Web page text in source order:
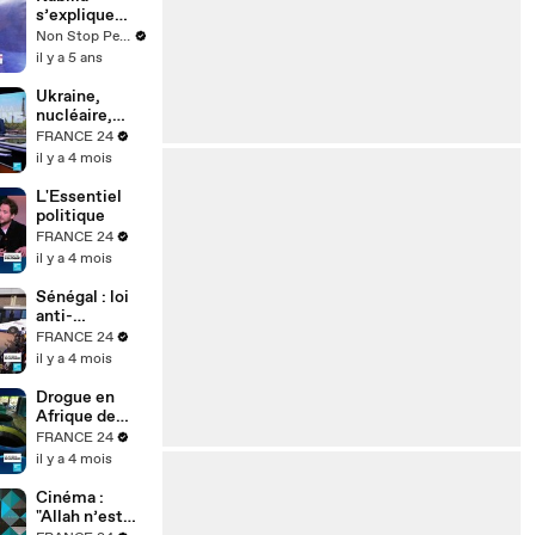
s’explique
après avoir
manqué de
Partout
Non Stop People
il y a 5 ans
Ukraine,
nucléaire,
réarmement :
où est passé
des
Écologistes ?
FRANCE 24
il y a 4 mois
L'Essentiel
politique
FRANCE 24
il y a 4 mois
Sénégal : loi
anti-
homosexualit
é durcie,
sur la justice ?
FRANCE 24
il y a 4 mois
Drogue en
Afrique de
l’Ouest :
pourquoi la
devenue un
hub mondial
FRANCE 24
il y a 4 mois
Cinéma :
"Allah n’est